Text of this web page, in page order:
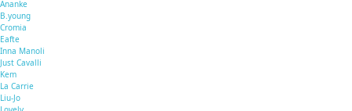
Ananke
B.young
Cromia
Eafte
Inna Manoli
Just Cavalli
Kem
La Carrie
Liu-Jo